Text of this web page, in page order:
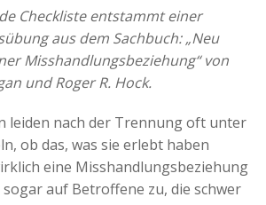
Checkliste entstammt einer
aus dem Sachbuch: „Neu
Misshandlungsbeziehung“ von
und Roger R. Hock.
leiden nach der Trennung oft unter
ob das, was sie erlebt haben
eine Misshandlungsbeziehung
auf Betroffene zu, die schwer